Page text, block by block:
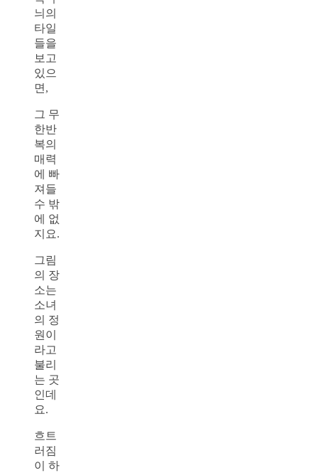
늬의
타일
들을
보고
있으
면,
그 무
한반
복의
매력
에 빠
져들
수 밖
에 없
지요.
그림
의 장
소는
소녀
의 정
원이
라고
불리
는 곳
인데
요.
흐트
러짐
이 하